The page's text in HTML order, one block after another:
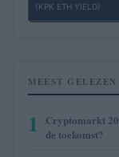
(KPK ETH YIELD)
MEEST GELEZEN
1
Cryptomarkt
de toekomst?